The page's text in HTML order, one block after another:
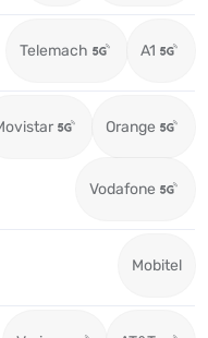
Telemach A1
Orange
Vodafone
Mobitel